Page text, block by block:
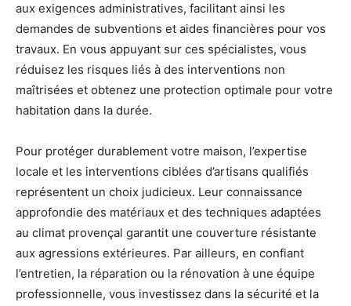
aux exigences administratives, facilitant ainsi les
demandes de subventions et aides financières pour vos
travaux. En vous appuyant sur ces spécialistes, vous
réduisez les risques liés à des interventions non
maîtrisées et obtenez une protection optimale pour votre
habitation dans la durée.
Pour protéger durablement votre maison, l’expertise
locale et les interventions ciblées d’artisans qualifiés
représentent un choix judicieux. Leur connaissance
approfondie des matériaux et des techniques adaptées
au climat provençal garantit une couverture résistante
aux agressions extérieures. Par ailleurs, en confiant
l’entretien, la réparation ou la rénovation à une équipe
professionnelle, vous investissez dans la sécurité et la